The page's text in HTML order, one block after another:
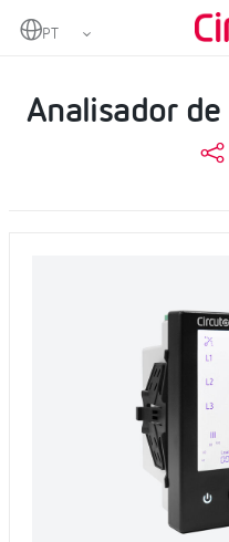
Home Medição e
Analisador